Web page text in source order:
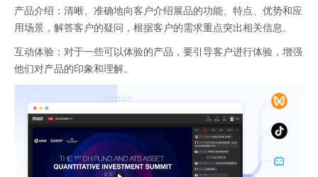
产品介绍：清晰、准确地向客户介绍展品的功能、特点、优势和应
用场景，解答客户的疑问，根据客户的需求重点突出相关信息。
互动体验：对于一些可以体验的产品，要引导客户进行体验，增强
他们对产品的印象和理解。